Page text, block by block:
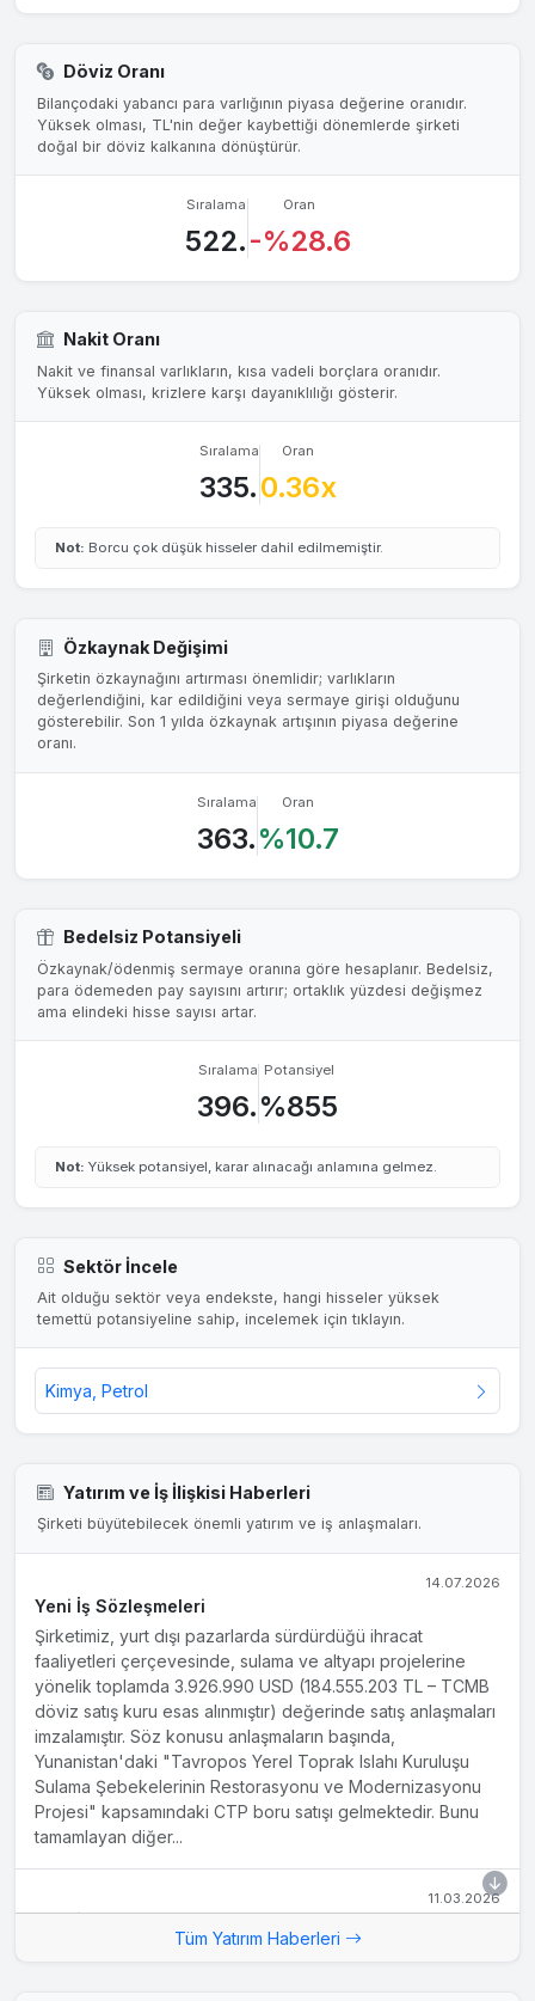
Döviz Oranı
Bilançodaki yabancı para varlığının piyasa değerine oranıdır.
Yüksek olması, TL'nin değer kaybettiği dönemlerde şirketi
doğal bir döviz kalkanına dönüştürür.
Sıralama
522.
Oran
-%28.6
Nakit Oranı
Nakit ve finansal varlıkların, kısa vadeli borçlara oranıdır.
Yüksek olması, krizlere karşı dayanıklılığı gösterir.
Sıralama
335.
Oran
0.36x
Not: Borcu çok düşük hisseler dahil edilmemiştir.
Özkaynak Değişimi
Şirketin özkaynağını artırması önemlidir; varlıkların
değerlendiğini, kar edildiğini veya sermaye girişi olduğunu
gösterebilir. Son 1 yılda özkaynak artışının piyasa değerine
oranı.
Sıralama
363.
Oran
%10.7
Bedelsiz Potansiyeli
Özkaynak/ödenmiş sermaye oranına göre hesaplanır. Bedelsiz,
para ödemeden pay sayısını artırır; ortaklık yüzdesi değişmez
ama elindeki hisse sayısı artar.
Sıralama
396.
Potansiyel
%855
Not: Yüksek potansiyel, karar alınacağı anlamına gelmez.
Sektör İncele
Ait olduğu sektör veya endekste, hangi hisseler yüksek
temettü potansiyeline sahip, incelemek için tıklayın.
Kimya, Petrol
Yatırım ve İş İlişkisi Haberleri
Şirketi büyütebilecek önemli yatırım ve iş anlaşmaları.
14.07.2026
Yeni İş Sözleşmeleri
Şirketimiz, yurt dışı pazarlarda sürdürdüğü ihracat
faaliyetleri çerçevesinde, sulama ve altyapı projelerine
yönelik toplamda 3.926.990 USD (184.555.203 TL – TCMB
döviz satış kuru esas alınmıştır) değerinde satış anlaşmaları
imzalamıştır. Söz konusu anlaşmaların başında,
Yunanistan'daki "Tavropos Yerel Toprak Islahı Kuruluşu
Sulama Şebekelerinin Restorasyonu ve Modernizasyonu
Projesi" kapsamındaki CTP boru satışı gelmektedir. Bunu
tamamlayan diğer...
11.03.2026
Şirketimiz ile yurt içinde yerleşik bir firma arasında,
Tüm Yatırım Haberleri